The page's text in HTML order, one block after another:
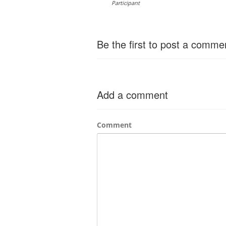
Participant
Be the first to post a
Add a comment
Comment